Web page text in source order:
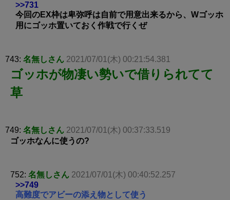
>>731
今回のEX枠は卑弥呼は自前で用意出来るから、Wゴッホ
用にゴッホ置いておく作戦で行くぜ
743: 名無しさん 2021/07/01(木) 00:21:54.381
ゴッホが物凄い勢いで借りられてて
草
749: 名無しさん 2021/07/01(木) 00:37:33.519
ゴッホなんに使うの?
752: 名無しさん 2021/07/01(木) 00:40:52.257
>>749
高難度でアビーの添え物として使う